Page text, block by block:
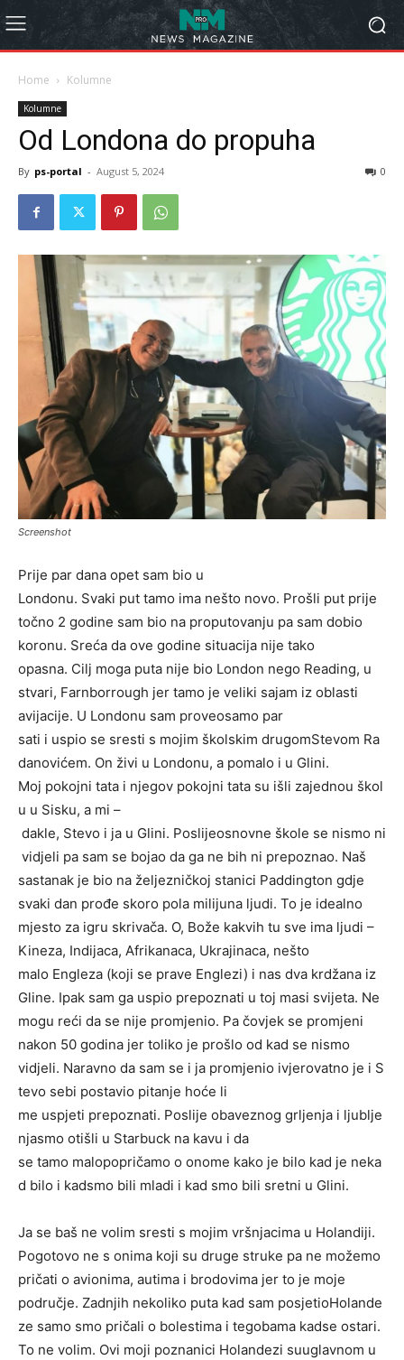
Home Kolumne
Kolumne
Od Londona do propuha
By ps-portal - August 5, 2024 0
Screenshot
Prije par dana opet sam bio u
Londonu. Svaki put tamo ima nešto novo. Prošli put prije
točno 2 godine sam bio na proputovanju pa sam dobio
koronu. Sreća da ove godine situacija nije tako
opasna. Cilj moga puta nije bio London nego Reading, u
stvari, Farnborrough jer tamo je veliki sajam iz oblasti
avijacije. U Londonu sam proveosamo par
sati i uspio se sresti s mojim školskim drugomStevom Ra
danovićem. On živi u Londonu, a pomalo i u Glini.
Moj pokojni tata i njegov pokojni tata su išli zajednou škol
u u Sisku, a mi –
dakle, Stevo i ja u Glini. Poslijeosnovne škole se nismo ni
vidjeli pa sam se bojao da ga ne bih ni prepoznao. Naš
sastanak je bio na željezničkoj stanici Paddington gdje
svaki dan prođe skoro pola milijuna ljudi. To je idealno
mjesto za igru skrivača. O, Bože kakvih tu sve ima ljudi –
Kineza, Indijaca, Afrikanaca, Ukrajinaca, nešto
malo Engleza (koji se prave Englezi) i nas dva krdžana iz
Gline. Ipak sam ga uspio prepoznati u toj masi svijeta. Ne
mogu reći da se nije promjenio. Pa čovjek se promjeni
nakon 50 godina jer toliko je prošlo od kad se nismo
vidjeli. Naravno da sam se i ja promjenio ivjerovatno je i S
tevo sebi postavio pitanje hoće li
me uspjeti prepoznati. Poslije obaveznog grljenja i ljublje
njasmo otišli u Starbuck na kavu i da
se tamo malopopričamo o onome kako je bilo kad je neka
d bilo i kadsmo bili mladi i kad smo bili sretni u Glini.
Ja se baš ne volim sresti s mojim vršnjacima u Holandiji.
Pogotovo ne s onima koji su druge struke pa ne možemo
pričati o avionima, autima i brodovima jer to je moje
područje. Zadnjih nekoliko puta kad sam posjetioHolande
ze samo smo pričali o bolestima i tegobama kadse ostari.
To ne volim. Ovi moji poznanici Holandezi suuglavnom u